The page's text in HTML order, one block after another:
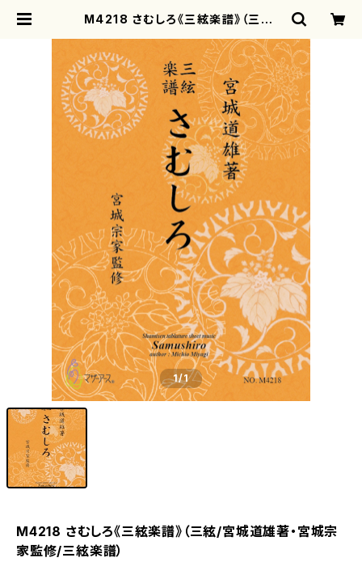
M4218 さむしろ《三絃楽譜》（三絃/
| motherearth
1/1
M4218 さむしろ《三絃楽譜》（三絃/宮城道雄著・宮城宗
家監修/三絃楽譜）